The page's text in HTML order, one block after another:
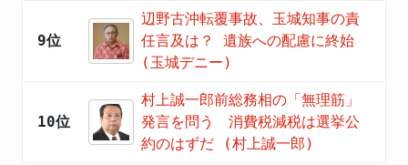
9位
辺野古沖転覆事故、玉城知事の責
任言及は？ 遺族への配慮に終始
(玉城デニー)
10位
村上誠一郎前総務相の「無理筋」
発言を問う 消費税減税は選挙公
約のはずだ (村上誠一郎)